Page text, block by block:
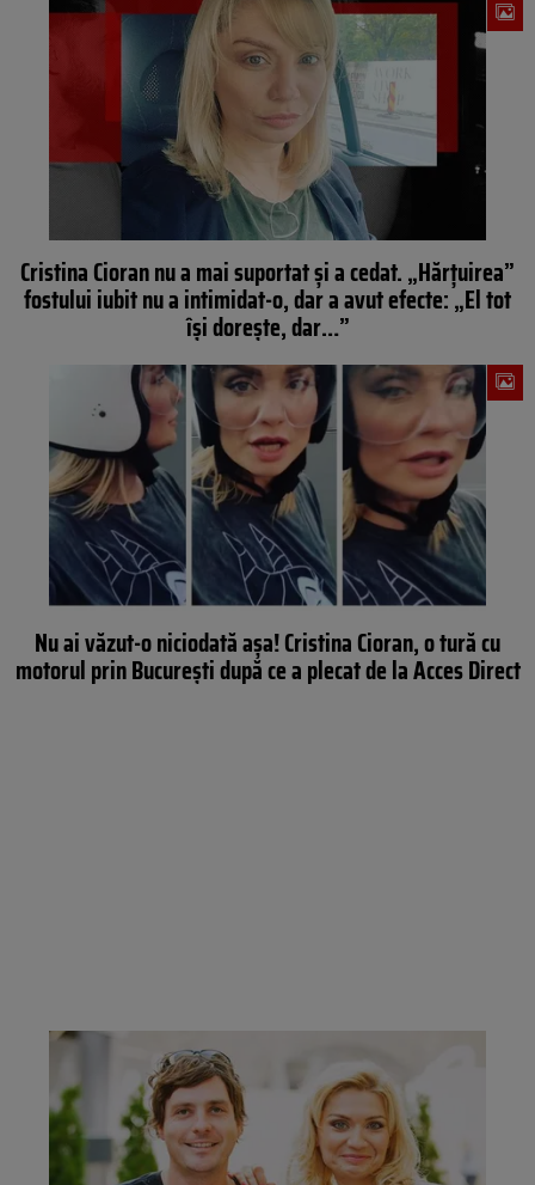
Cristina Cioran nu a mai suportat și a cedat. „Hărțuirea”
fostului iubit nu a intimidat-o, dar a avut efecte: „El tot
își dorește, dar…”
Nu ai văzut-o niciodată așa! Cristina Cioran, o tură cu
motorul prin București după ce a plecat de la Acces Direct